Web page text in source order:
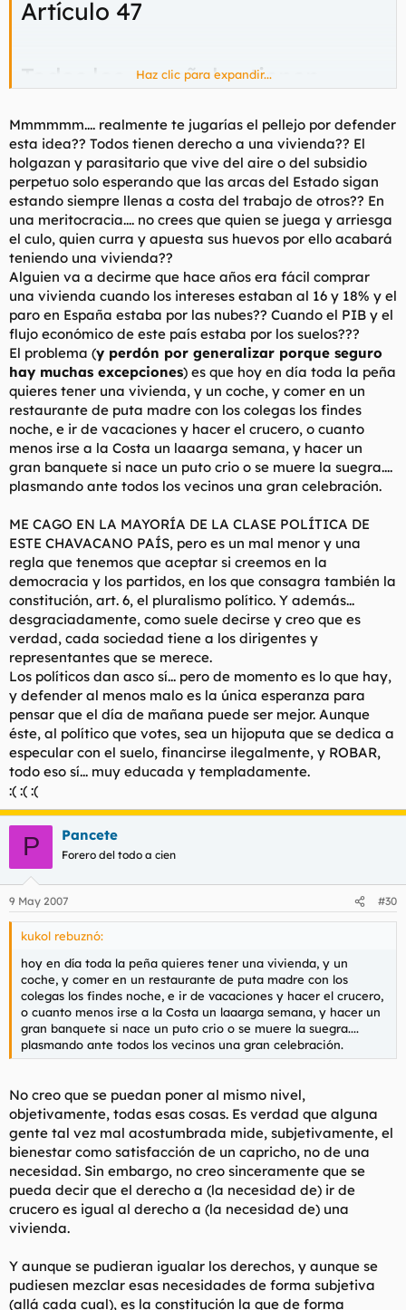
Artículo 47
Todos los españoles tienen
vivienda digna y adecuada. Los
poderes públicos promoverán
las condiciones necesarias y
establecerán las normas
pertinentes para hacer efectivo
este derecho, regulando la
utilización del suelo de acuerdo
con el interés general para
impedir la especulación. La
comunidad participará en las
plusvalías que genere la acción
urbanística de los entes
públicos.
Ya no teneis excusa. Ahora ya no podeis negar que apoyais a
unos políticos que se pasan la constitución por el forro de los
huevos de forma consciente y deliberada.
Lo que me gustaría saber es como coño podeis apoyar y
defender a esos hijos de puta. ¿Es que no teneis conciencia?
Haz clic para expandir...
Mmmmmm.... realmente te jugarías el pellejo por defender
esta idea?? Todos tienen derecho a una vivienda?? El
holgazan y parasitario que vive del aire o del subsidio
perpetuo solo esperando que las arcas del Estado sigan
estando siempre llenas a costa del trabajo de otros?? En
una meritocracia.... no crees que quien se juega y arriesga
el culo, quien curra y apuesta sus huevos por ello acabará
teniendo una vivienda??
Alguien va a decirme que hace años era fácil comprar
una vivienda cuando los intereses estaban al 16 y 18% y el
paro en España estaba por las nubes?? Cuando el PIB y el
flujo económico de este país estaba por los suelos???
El problema (y perdón por generalizar porque seguro
hay muchas excepciones) es que hoy en día toda la peña
quieres tener una vivienda, y un coche, y comer en un
restaurante de puta madre con los colegas los findes
noche, e ir de vacaciones y hacer el crucero, o cuanto
menos irse a la Costa un laaarga semana, y hacer un
gran banquete si nace un puto crio o se muere la suegra....
plasmando ante todos los vecinos una gran celebración.
ME CAGO EN LA MAYORÍA DE LA CLASE POLÍTICA DE
ESTE CHAVACANO PAÍS, pero es un mal menor y una
regla que tenemos que aceptar si creemos en la
democracia y los partidos, en los que consagra también la
constitución, art. 6, el pluralismo político. Y además...
desgraciadamente, como suele decirse y creo que es
verdad, cada sociedad tiene a los dirigentes y
representantes que se merece.
Los políticos dan asco sí... pero de momento es lo que hay,
y defender al menos malo es la única esperanza para
pensar que el día de mañana puede ser mejor. Aunque
éste, al político que votes, sea un hijoputa que se dedica a
especular con el suelo, financirse ilegalmente, y ROBAR,
todo eso sí... muy educada y templadamente.
:( :( :(
P Pancete
Forero del todo a cien
9 May 2007 #30
kukol rebuznó:
hoy en día toda la peña quieres tener una vivienda, y un
coche, y comer en un restaurante de puta madre con los
colegas los findes noche, e ir de vacaciones y hacer el crucero,
o cuanto menos irse a la Costa un laaarga semana, y hacer un
gran banquete si nace un puto crio o se muere la suegra....
plasmando ante todos los vecinos una gran celebración.
No creo que se puedan poner al mismo nivel,
objetivamente, todas esas cosas. Es verdad que alguna
gente tal vez mal acostumbrada mide, subjetivamente, el
bienestar como satisfacción de un capricho, no de una
necesidad. Sin embargo, no creo sinceramente que se
pueda decir que el derecho a (la necesidad de) ir de
crucero es igual al derecho a (la necesidad de) una
vivienda.
Y aunque se pudieran igualar los derechos, y aunque se
pudiesen mezclar esas necesidades de forma subjetiva
(allá cada cual), es la constitución la que de forma